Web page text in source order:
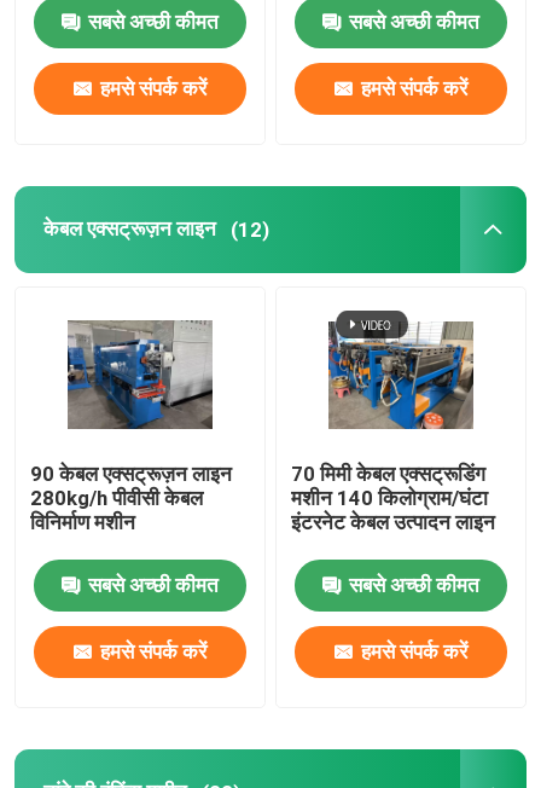
तांबा वेल्डिंग मशीन
लेजर काटने की मशीन
सीसीवी लाइनें
तांबे के तार की ड्राइंग मर जाती है
सबसे अच्छी कीमत
हमसे संपर्क करें
सबसे अच्छी कीमत
हमसे संपर्क करें
केबल एक्सट्रूज़न लाइन (12)
90 केबल एक्सट्रूज़न लाइन
280kg/h पीवीसी केबल
विनिर्माण मशीन
सबसे अच्छी कीमत
हमसे संपर्क करें
70 मिमी केबल एक्सट्रूडिंग
मशीन 140 किलोग्राम/घंटा
इंटरनेट केबल उत्पादन लाइन
सबसे अच्छी कीमत
हमसे संपर्क करें